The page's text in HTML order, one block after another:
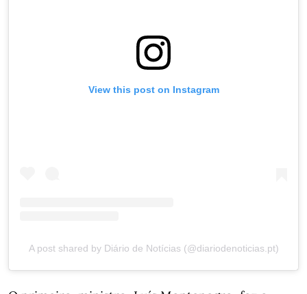
View this post on Instagram
A post shared by Diário de Notícias (@diariodenoticias.pt)